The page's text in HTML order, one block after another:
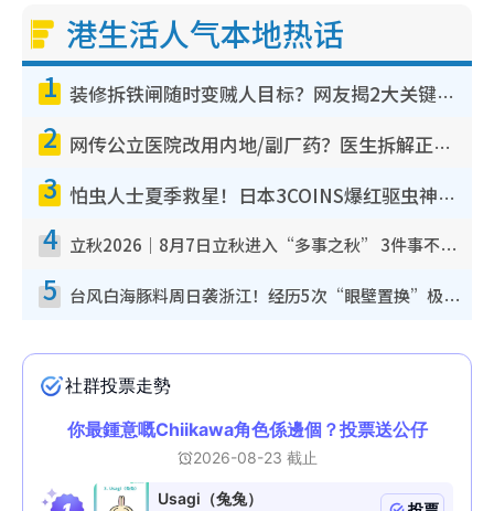
港生活人气本地热话
1 装修拆铁闸随时变贼人目标？网友揭2大关键用途：装新款等于白装？附新旧铁闸分别
2 网传公立医院改用内地/副厂药？医生拆解正副厂分别，揭4类人换药随时出事
3 怕虫人士夏季救星！日本3COINS爆红驱虫神器$45起 1招“全程免触碰”轻松搞定小强
4 立秋2026｜8月7日立秋进入“多事之秋” 3件事不可做！专家教6招开运 清杂物／钱包纳气接好运
5 台风白海豚料周日袭浙江！经历5次“眼壁置换”极罕见 成登陆内地最长途台风